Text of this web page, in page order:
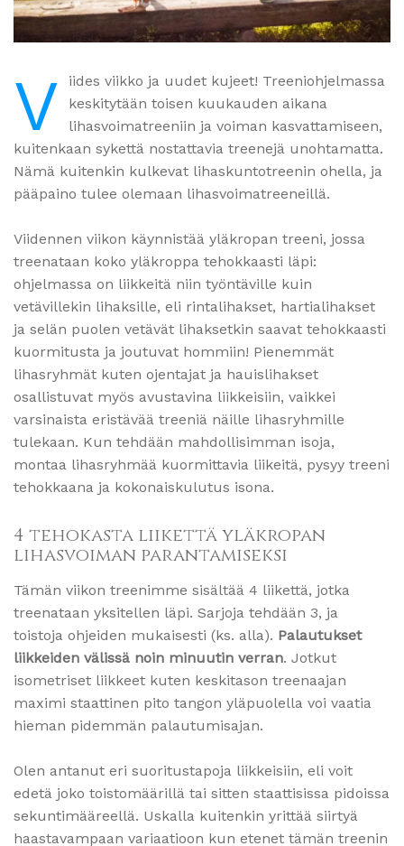
V
iides viikko ja uudet kujeet! Treeniohjelmassa
keskitytään toisen kuukauden aikana
lihasvoimatreeniin ja voiman kasvattamiseen,
kuitenkaan sykettä nostattavia treenejä unohtamatta.
Nämä kuitenkin kulkevat lihaskuntotreenin ohella, ja
pääpaino tulee olemaan lihasvoimatreeneillä.
Viidennen viikon käynnistää yläkropan treeni, jossa
treenataan koko yläkroppa tehokkaasti läpi:
ohjelmassa on liikkeitä niin työntäville kuin
vetävillekin lihaksille, eli rintalihakset, hartialihakset
ja selän puolen vetävät lihaksetkin saavat tehokkaasti
kuormitusta ja joutuvat hommiin! Pienemmät
lihasryhmät kuten ojentajat ja hauislihakset
osallistuvat myös avustavina liikkeisiin, vaikkei
varsinaista eristävää treeniä näille lihasryhmille
tulekaan. Kun tehdään mahdollisimman isoja,
montaa lihasryhmää kuormittavia liikeitä, pysyy treeni
tehokkaana ja kokonaiskulutus isona.
4 tehokasta liikettä yläkropan
lihasvoiman parantamiseksi
Tämän viikon treenimme sisältää 4 liikettä, jotka
treenataan yksitellen läpi. Sarjoja tehdään 3, ja
toistoja ohjeiden mukaisesti (ks. alla). Palautukset
liikkeiden välissä noin minuutin verran. Jotkut
isometriset liikkeet kuten keskitason treenaajan
maximi staattinen pito tangon yläpuolella voi vaatia
hieman pidemmän palautumisajan.
Olen antanut eri suoritustapoja liikkeisiin, eli voit
edetä joko toistomäärillä tai sitten staattisissa pidoissa
sekuntimääreellä. Uskalla kuitenkin yrittää siirtyä
haastavampaan variaatioon kun etenet tämän treenin